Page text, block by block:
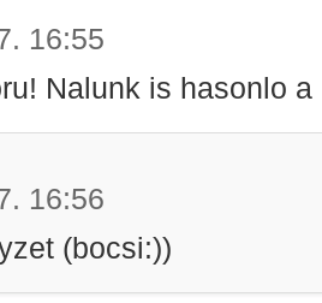
16:55
Nalunk is hasonlo a
16:56
(bocsi:))